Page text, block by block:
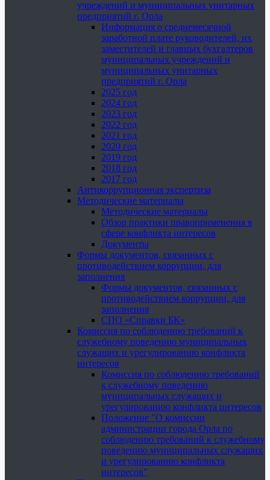
учреждений и муниципальных унитарных
предприятий г. Орла
Информация о среднемесячной
заработной плате руководителей, их
заместителей и главных бухгалтеров
муниципальных учреждений и
муниципальных унитарных
предприятий г. Орла
2025 год
2024 год
2023 год
2022 год
2021 год
2020 год
2019 год
2018 год
2017 год
Антикоррупционная экспертиза
Методические материалы
Методические материалы
Обзор практики правоприменения в
сфере конфликта интересов
Документы
Формы документов, связанных с
противодействием коррупции, для
заполнения
Формы документов, связанных с
противодействием коррупции, для
заполнения
СПО «Справки БК»
Комиссия по соблюдению требований к
служебному поведению муниципальных
служащих и урегулированию конфликта
интересов
Комиссия по соблюдению требований
к служебному поведению
муниципальных служащих и
урегулированию конфликта интересов
Положение "О комиссии
администрации города Орла по
соблюдению требований к служебному
поведению муниципальных служащих
и урегулированию конфликта
интересов"